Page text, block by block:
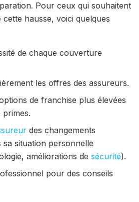
Pour ceux qui souhaitent
cette hausse, voici quelques
de chaque couverture
les offres des assureurs.
de franchise plus élevées
des changements
sa situation personnelle
améliorations desécurité).
pour des conseils